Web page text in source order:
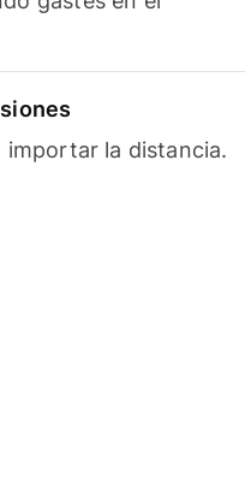
importar la distancia.